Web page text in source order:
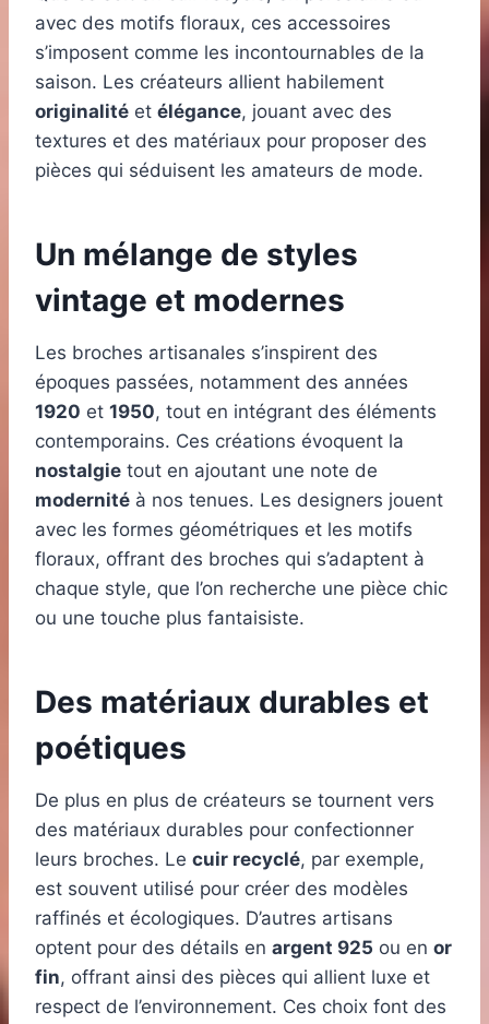
avec des motifs floraux, ces accessoires
s’imposent comme les incontournables de la
saison. Les créateurs allient habilement
originalité et élégance, jouant avec des
textures et des matériaux pour proposer des
pièces qui séduisent les amateurs de mode.
Un mélange de styles
vintage et modernes
Les broches artisanales s’inspirent des
époques passées, notamment des années
1920 et 1950, tout en intégrant des éléments
contemporains. Ces créations évoquent la
nostalgie tout en ajoutant une note de
modernité à nos tenues. Les designers jouent
avec les formes géométriques et les motifs
floraux, offrant des broches qui s’adaptent à
chaque style, que l’on recherche une pièce chic
ou une touche plus fantaisiste.
Des matériaux durables et
poétiques
De plus en plus de créateurs se tournent vers
des matériaux durables pour confectionner
leurs broches. Le cuir recyclé, par exemple,
est souvent utilisé pour créer des modèles
raffinés et écologiques. D’autres artisans
optent pour des détails en argent 925 ou en or
fin, offrant ainsi des pièces qui allient luxe et
respect de l’environnement. Ces choix font des